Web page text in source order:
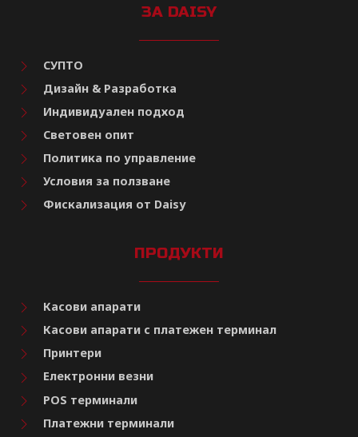
ЗА DAISY
СУПТО
Дизайн & Разработка
Индивидуален подход
Световен опит
Политика по управление
Условия за ползване
Фискализация от Daisy
ПРОДУКТИ
Касови апарати
Касови апарати с платежен терминал
Принтери
Електронни везни
POS терминали
Платежни терминали